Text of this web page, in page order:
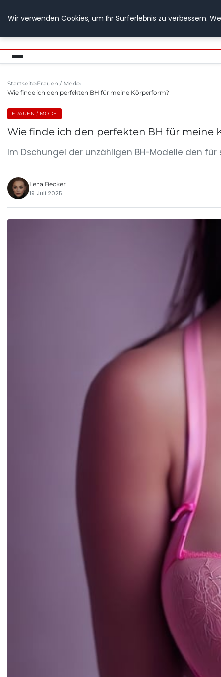
GETOESE IN MOESE
Startseite Frauen / Mode
Wie finde ich den perfekten BH für meine Körperform?
FRAUEN / MODE
Wie finde ich den perfekten BH für meine
Im Dschungel der unzähligen BH-Modelle den
Lena Becker
19. Juli 2025
Wir verwenden Cookies, um Ihr Surferlebnis zu verbessern.